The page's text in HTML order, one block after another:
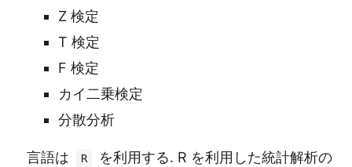
Z 検定
T 検定
F 検定
カイ二乗検定
分散分析
言語は R
を利用する. R を利用した統計解析の